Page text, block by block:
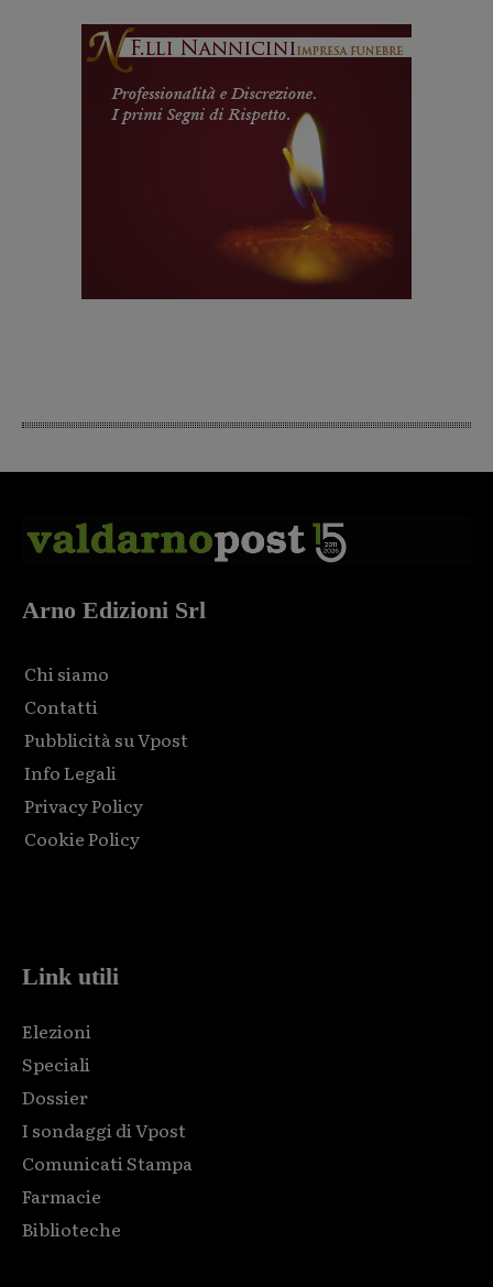
Arno Edizioni Srl
Chi siamo
Contatti
Pubblicità su Vpost
Info Legali
Privacy Policy
Cookie Policy
Link utili
Elezioni
Speciali
Dossier
I sondaggi di Vpost
Comunicati Stampa
Farmacie
Biblioteche